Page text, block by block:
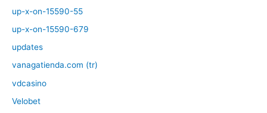
up-x-on-15590-55
up-x-on-15590-679
updates
vanagatienda.com (tr)
vdcasino
Velobet